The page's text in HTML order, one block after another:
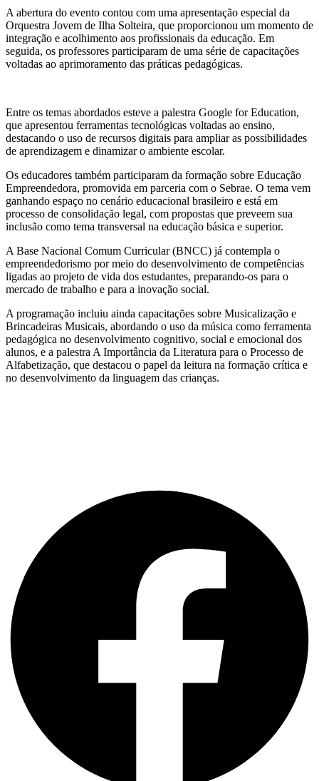
A abertura do evento contou com uma apresentação especial da
Orquestra Jovem de Ilha Solteira, que proporcionou um momento de
integração e acolhimento aos profissionais da educação. Em
seguida, os professores participaram de uma série de capacitações
voltadas ao aprimoramento das práticas pedagógicas.
Entre os temas abordados esteve a palestra Google for Education,
que apresentou ferramentas tecnológicas voltadas ao ensino,
destacando o uso de recursos digitais para ampliar as possibilidades
de aprendizagem e dinamizar o ambiente escolar.
Os educadores também participaram da formação sobre Educação
Empreendedora, promovida em parceria com o Sebrae. O tema vem
ganhando espaço no cenário educacional brasileiro e está em
processo de consolidação legal, com propostas que preveem sua
inclusão como tema transversal na educação básica e superior.
A Base Nacional Comum Curricular (BNCC) já contempla o
empreendedorismo por meio do desenvolvimento de competências
ligadas ao projeto de vida dos estudantes, preparando-os para o
mercado de trabalho e para a inovação social.
A programação incluiu ainda capacitações sobre Musicalização e
Brincadeiras Musicais, abordando o uso da música como ferramenta
pedagógica no desenvolvimento cognitivo, social e emocional dos
alunos, e a palestra A Importância da Literatura para o Processo de
Alfabetização, que destacou o papel da leitura na formação crítica e
no desenvolvimento da linguagem das crianças.